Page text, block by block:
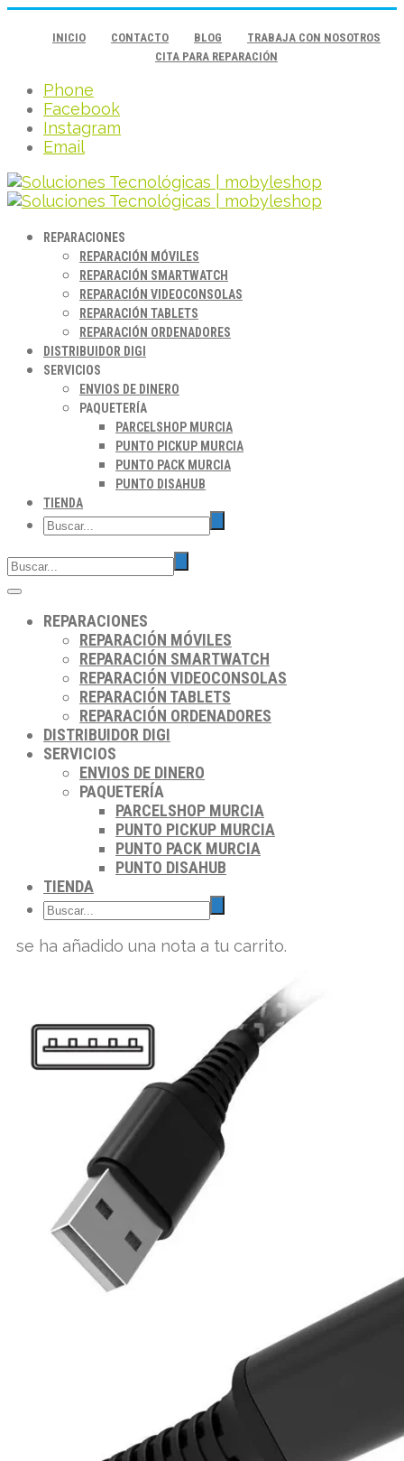
INICIO CONTACTO BLOG
TRABAJA CON NOSOTROS
CITA PARA REPARACIÓN
Phone
Facebook
Instagram
Email
REPARACIONES
REPARACIÓN MÓVILES
REPARACIÓN SMARTWATCH
REPARACIÓN VIDEOCONSOLAS
REPARACIÓN TABLETS
REPARACIÓN ORDENADORES
DISTRIBUIDOR DIGI
SERVICIOS
ENVIOS DE DINERO
PAQUETERÍA
PARCELSHOP MURCIA
PUNTO PICKUP MURCIA
PUNTO PACK MURCIA
PUNTO DISAHUB
TIENDA
REPARACIONES
REPARACIÓN MÓVILES
REPARACIÓN SMARTWATCH
REPARACIÓN VIDEOCONSOLAS
REPARACIÓN TABLETS
REPARACIÓN ORDENADORES
DISTRIBUIDOR DIGI
SERVICIOS
ENVIOS DE DINERO
PAQUETERÍA
PARCELSHOP MURCIA
PUNTO PICKUP MURCIA
PUNTO PACK MURCIA
PUNTO DISAHUB
TIENDA
se ha añadido una nota a tu carrito.